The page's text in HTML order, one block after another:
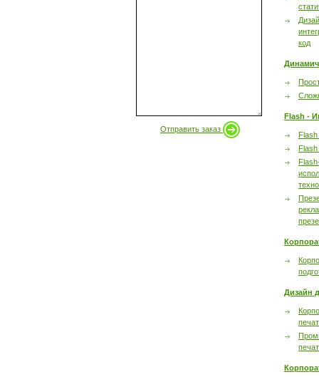
Отправить заказ
код
Flash -
Flash
Дизайн